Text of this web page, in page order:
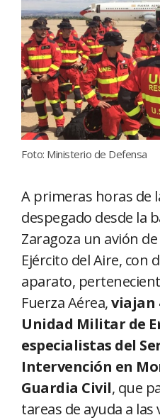
Foto: Ministerio de Defensa
A primeras horas de
despegado desde la
Zaragoza un avión
Ejército del Aire, con
aparato,
Fuerza Aérea,viajan
Unidad Militar de
especialistas del
Intervención en
Guardia Civil, que
tareas de ayuda a las